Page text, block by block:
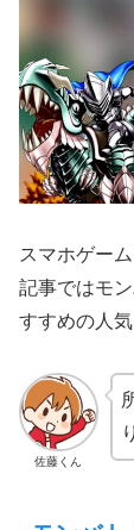
スマホゲー
記事ではモ
すすめの人
佐藤くん